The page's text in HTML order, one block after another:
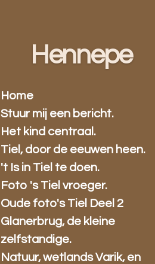
Hennepe
Home
Stuur mij een bericht.
Het kind centraal.
Tiel, door de eeuwen heen.
't Is in Tiel te doen.
Foto 's Tiel vroeger.
Oude foto's Tiel Deel 2
Glanerbrug, de kleine
zelfstandige.
Natuur, wetlands Varik, en